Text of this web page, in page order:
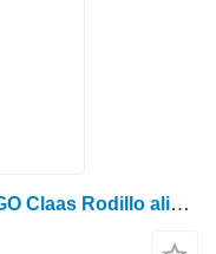
WAŁEK PODAJNIKA ZBOŻOWEGO Claas Rodillo alimentador de grano Lexion 600 0007927220 (Traductor superior) para Claas Lexion 600 cosechadora de cereales